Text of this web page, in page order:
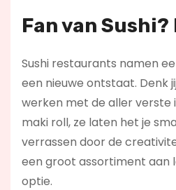
Fan van
Sushi restaurants namen
een nieuwe ontstaat. Denk
werken met de aller verste
maki roll, ze laten het je
verrassen door de
een groot assortiment aan
optie.